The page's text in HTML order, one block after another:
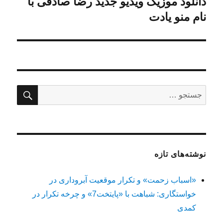
بعدی:
نام منو یادت
برای:
نوشته‌های تازه
«اسباب زحمت» و تکرار موقعیت آبروداری در
خواستگاری: شباهت با «پایتخت7» و چرخه تکرار در
کمدی